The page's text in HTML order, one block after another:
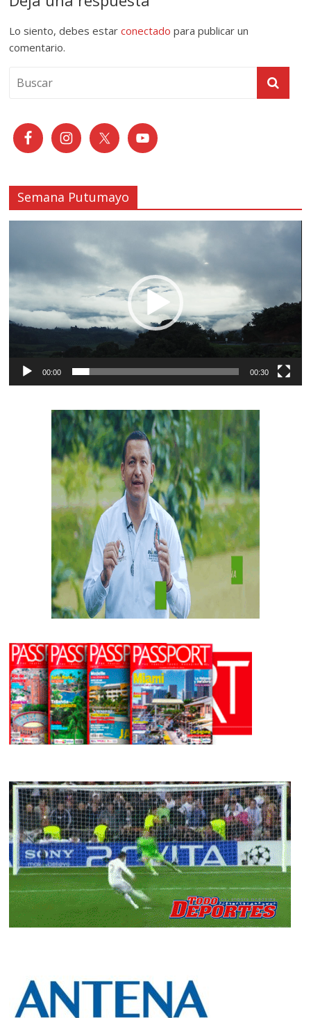
Lo siento, debes estarconectado para publicar un
comentario.
Semana Putumayo
00:00 00:30